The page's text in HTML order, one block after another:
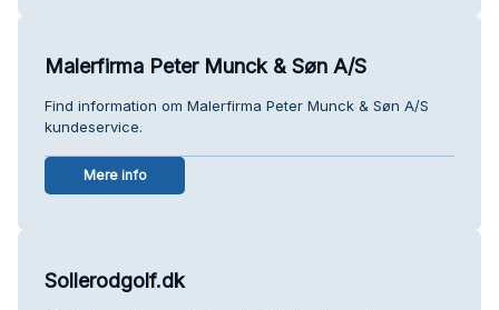
Malerfirma Peter Munck & Søn A/S
Find information om Malerfirma Peter Munck & Søn A/S
kundeservice.
Mere info
Sollerodgolf.dk